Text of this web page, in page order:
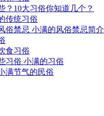
？10大习俗你知道几个？
传统习俗
俗禁忌 小满的风俗禁忌简介
食习俗
习俗 小满的习俗
满节气的民俗